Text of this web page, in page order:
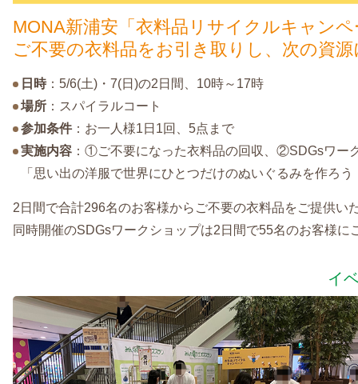
MONA新浦安「衣料品リサイクルキャン
ご不要の衣料品をお引き取りし、次の資
日時：5/6(土)・7(日)の2日間、10時～17時
場所 ：スパイラルコート
参加条件：お一人様1日1回、5点まで
実施内容 ：①ご不要になった衣料品の回収、②SDGsワー
「思い出の洋服で世界にひとつだけのぬいぐるみを作ろう
2日間で合計296名のお客様からご不要の衣料品をご提供い
同時開催のSDGsワークショップは2日間で55名のお客様に
イ